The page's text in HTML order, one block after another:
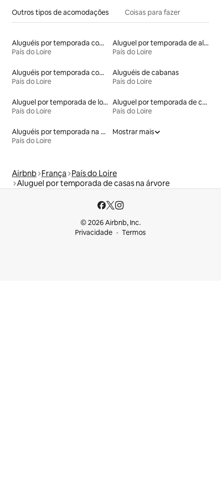
Outros tipos de acomodações Coisas para fazer
Aluguéis por temporada com banheiro para PCD
País do Loire
Aluguel por temporada de alojamentos ecológicos
País do Loire
Aluguéis por temporada com caiaque
País do Loire
Aluguéis de cabanas
País do Loire
Aluguel por temporada de lofts
País do Loire
Aluguel por temporada de casas-barco
País do Loire
Aluguéis por temporada na orla
País do Loire
Mostrar mais
Airbnb França País do Loire
Aluguel por temporada de casas na árvore
© 2026 Airbnb, Inc.
Privacidade
Termos